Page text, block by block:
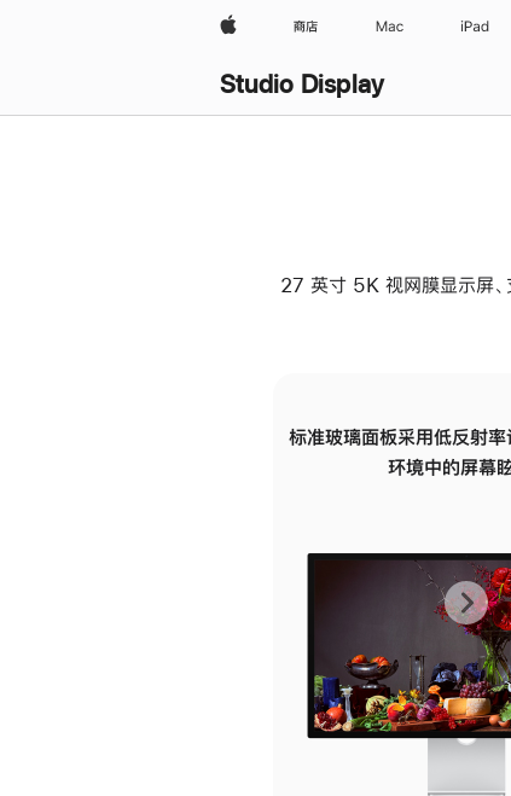
Apple 商店 Mac iPad
Studio Display
27 英寸 5K 视网膜显示屏
标准玻璃面板采用低反射率
环境中的屏幕眩
上
一
张
图
下
一
张
图